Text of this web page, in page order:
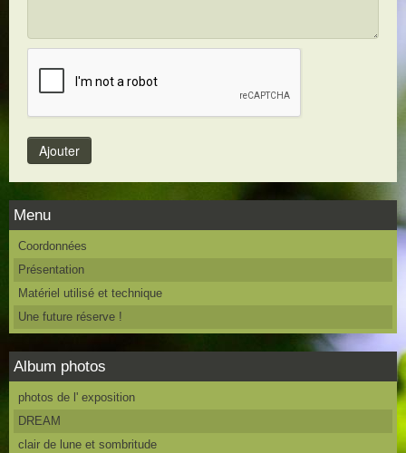
Menu
Coordonnées
Présentation
Matériel utilisé et technique
Une future réserve !
Album photos
photos de l' exposition
DREAM
clair de lune et sombritude